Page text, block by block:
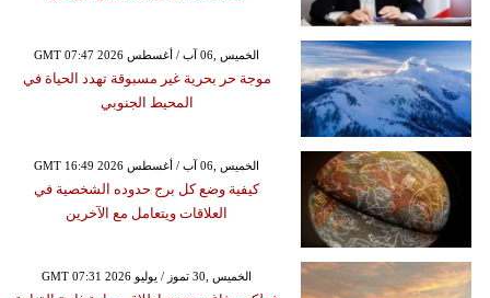
GMT 07:47 2026 الخميس ,06 آب / أغسطس
موجة حر بحرية غير مسبوقة تهدد الحياة في
المحيط الجنوبي
GMT 16:49 2026 الخميس ,06 آب / أغسطس
كيفية وضع كل برج حدوده الشخصية في
العلاقات ويتعامل مع الآخرين
GMT 07:31 2026 الخميس ,30 تموز / يوليو